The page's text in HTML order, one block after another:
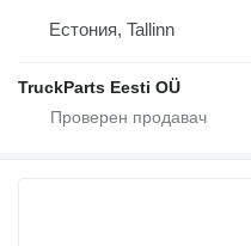
Естония, Tallinn
TruckParts Eesti OÜ